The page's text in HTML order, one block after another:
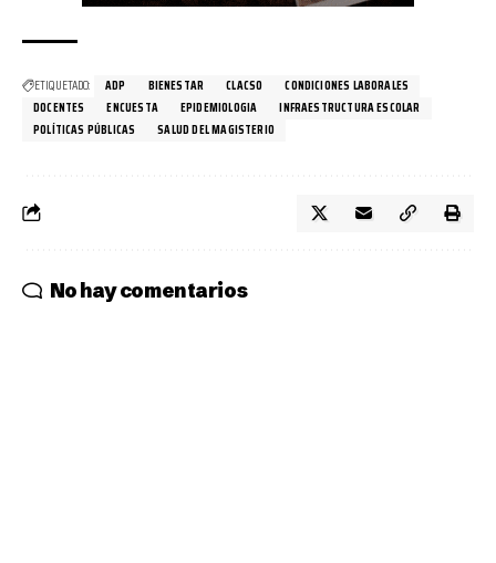
ETIQUETADO: ADP BIENESTAR CLACSO
CONDICIONES LABORALES
DOCENTES
ENCUESTA EPIDEMIOLOGIA
INFRAESTRUCTURA ESCOLAR
POLÍTICAS PÚBLICAS
SALUD DEL MAGISTERIO
No hay comentarios